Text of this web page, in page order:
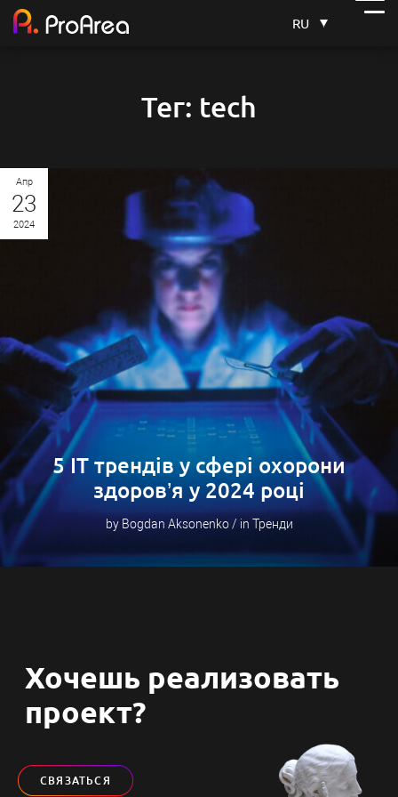
RU
Тег: tech
Апр
23
2024
5 IT трендів у сфері охорони
здоров’я у 2024 році
by Bogdan Aksonenko / in Тренди
Хочешь реализовать
проект?
СВЯЗАТЬСЯ